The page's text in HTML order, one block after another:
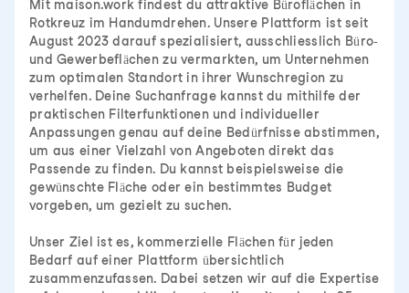
Mit maison.work findest du attraktive Büroflächen in
Rotkreuz im Handumdrehen. Unsere Plattform ist seit
August 2023 darauf spezialisiert, ausschliesslich Büro-
und Gewerbeflächen zu vermarkten, um Unternehmen
zum optimalen Standort in ihrer Wunschregion zu
verhelfen. Deine Suchanfrage kannst du mithilfe der
praktischen Filterfunktionen und individueller
Anpassungen genau auf deine Bedürfnisse abstimmen,
um aus einer Vielzahl von Angeboten direkt das
Passende zu finden. Du kannst beispielsweise die
gewünschte Fläche oder ein bestimmtes Budget
vorgeben, um gezielt zu suchen.
Unser Ziel ist es, kommerzielle Flächen für jeden
Bedarf auf einer Plattform übersichtlich
zusammenzufassen. Dabei setzen wir auf die Expertise